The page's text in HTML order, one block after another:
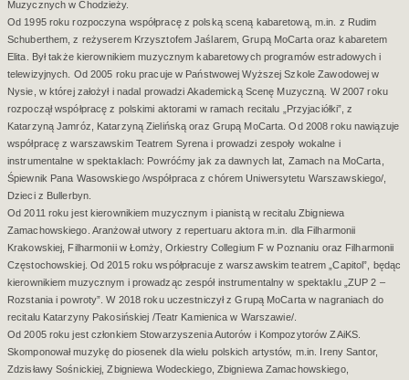
Muzycznych w Chodzieży.
Od 1995 roku rozpoczyna współpracę z polską sceną kabaretową, m.in. z Rudim
Schuberthem, z reżyserem Krzysztofem Jaślarem, Grupą MoCarta oraz kabaretem
Elita. Był także kierownikiem muzycznym kabaretowych programów estradowych i
telewizyjnych. Od 2005 roku pracuje w Państwowej Wyższej Szkole Zawodowej w
Nysie, w której założył i nadal prowadzi Akademicką Scenę Muzyczną. W 2007 roku
rozpoczął współpracę z polskimi aktorami w ramach recitalu „Przyjaciółki”, z
Katarzyną Jamróz, Katarzyną Zielińską oraz Grupą MoCarta. Od 2008 roku nawiązuje
współpracę z warszawskim Teatrem Syrena i prowadzi zespoły wokalne i
instrumentalne w spektaklach: Powróćmy jak za dawnych lat, Zamach na MoCarta,
Śpiewnik Pana Wasowskiego /współpraca z chórem Uniwersytetu Warszawskiego/,
Dzieci z Bullerbyn.
Od 2011 roku jest kierownikiem muzycznym i pianistą w recitalu Zbigniewa
Zamachowskiego. Aranżował utwory z repertuaru aktora m.in. dla Filharmonii
Krakowskiej, Filharmonii w Łomży, Orkiestry Collegium F w Poznaniu oraz Filharmonii
Częstochowskiej. Od 2015 roku współpracuje z warszawskim teatrem „Capitol”, będąc
kierownikiem muzycznym i prowadząc zespół instrumentalny w spektaklu „ZUP 2 –
Rozstania i powroty”. W 2018 roku uczestniczył z Grupą MoCarta w nagraniach do
recitalu Katarzyny Pakosińskiej /Teatr Kamienica w Warszawie/.
Od 2005 roku jest członkiem Stowarzyszenia Autorów i Kompozytorów ZAiKS.
Skomponował muzykę do piosenek dla wielu polskich artystów, m.in. Ireny Santor,
Zdzisławy Sośnickiej, Zbigniewa Wodeckiego, Zbigniewa Zamachowskiego,